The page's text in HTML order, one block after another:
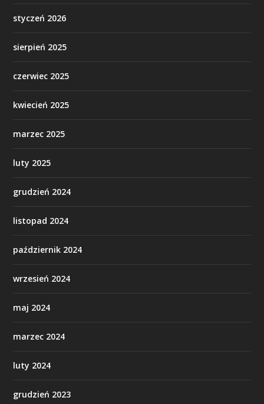
styczeń 2026
sierpień 2025
czerwiec 2025
kwiecień 2025
marzec 2025
luty 2025
grudzień 2024
listopad 2024
październik 2024
wrzesień 2024
maj 2024
marzec 2024
luty 2024
grudzień 2023